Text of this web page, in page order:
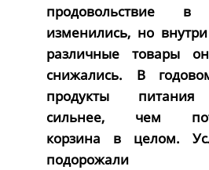
продовольствие
изменились, но
различные товары
снижались. В
продукты питания
сильнее, чем
корзина в целом.
подорожали